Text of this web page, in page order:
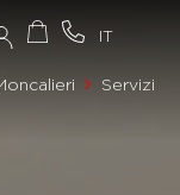
Servizi